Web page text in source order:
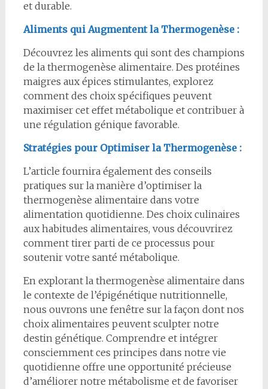
et durable.
Aliments qui Augmentent la Thermogenèse :
Découvrez les aliments qui sont des champions
de la thermogenèse alimentaire. Des protéines
maigres aux épices stimulantes, explorez
comment des choix spécifiques peuvent
maximiser cet effet métabolique et contribuer à
une régulation génique favorable.
Stratégies pour Optimiser la Thermogenèse :
L’article fournira également des conseils
pratiques sur la manière d’optimiser la
thermogenèse alimentaire dans votre
alimentation quotidienne. Des choix culinaires
aux habitudes alimentaires, vous découvrirez
comment tirer parti de ce processus pour
soutenir votre santé métabolique.
En explorant la thermogenèse alimentaire dans
le contexte de l’épigénétique nutritionnelle,
nous ouvrons une fenêtre sur la façon dont nos
choix alimentaires peuvent sculpter notre
destin génétique. Comprendre et intégrer
consciemment ces principes dans notre vie
quotidienne offre une opportunité précieuse
d’améliorer notre métabolisme et de favoriser